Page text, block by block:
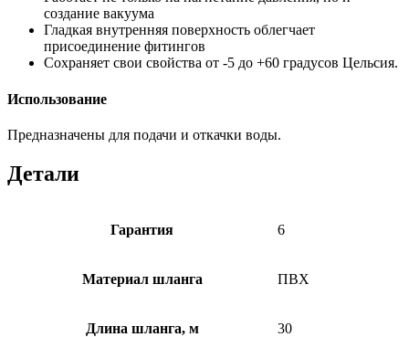
создание вакуума
Гладкая внутренняя поверхность облегчает
присоединение фитингов
Сохраняет свои свойства от -5 до +60 градусов Цельсия.
Использование
Предназначены для подачи и откачки воды.
Детали
Гарантия 6
Материал шланга ПВХ
Длина шланга, м 30